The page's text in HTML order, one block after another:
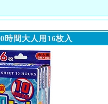
時間大人用16枚入